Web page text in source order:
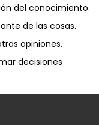
del conocimiento.
de las cosas.
opiniones.
decisiones